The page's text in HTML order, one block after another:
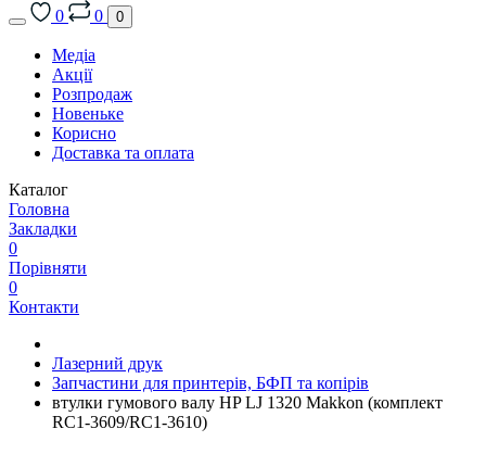
0
0 0
Медіа
Акції
Розпродаж
Новеньке
Корисно
Доставка та оплата
Каталог
Головна
Закладки
0
Порівняти
0
Контакти
Лазерний друк
Запчастини для принтерів, БФП та копірів
втулки гумового валу HP LJ 1320 Makkon (комплект
RC1-3609/RC1-3610)